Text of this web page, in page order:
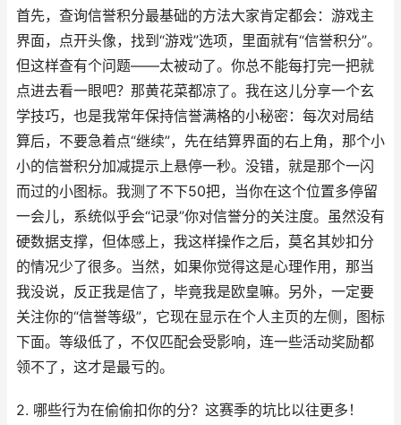
首先，查询信誉积分最基础的方法大家肯定都会：游戏主
界面，点开头像，找到“游戏”选项，里面就有“信誉积分”。
但这样查有个问题——太被动了。你总不能每打完一把就
点进去看一眼吧？那黄花菜都凉了。我在这儿分享一个玄
学技巧，也是我常年保持信誉满格的小秘密：每次对局结
算后，不要急着点“继续”，先在结算界面的右上角，那个小
小的信誉积分加减提示上悬停一秒。没错，就是那个一闪
而过的小图标。我测了不下50把，当你在这个位置多停留
一会儿，系统似乎会“记录”你对信誉分的关注度。虽然没有
硬数据支撑，但体感上，我这样操作之后，莫名其妙扣分
的情况少了很多。当然，如果你觉得这是心理作用，那当
我没说，反正我是信了，毕竟我是欧皇嘛。另外，一定要
关注你的“信誉等级”，它现在显示在个人主页的左侧，图标
下面。等级低了，不仅匹配会受影响，连一些活动奖励都
领不了，这才是最亏的。
2. 哪些行为在偷偷扣你的分？这赛季的坑比以往更多！